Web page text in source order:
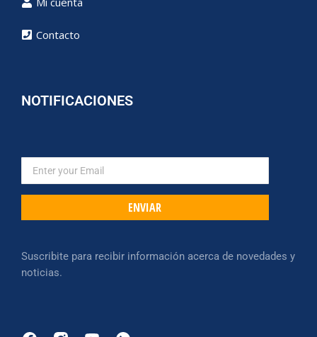
Contacto
NOTIFICACIONES
ENVIAR
Suscribite para recibir información acerca de novedades y
noticias.